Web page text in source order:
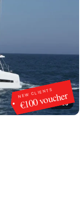
NEW CLIENTS
€100 voucher
1/10